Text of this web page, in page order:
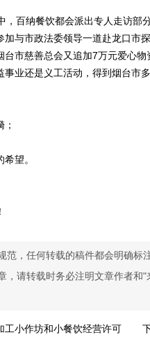
百纳餐饮都会派出专人走访部
加与市政法委领导一道赴龙口市
台市慈善总会又追加7万元爱心
业还是义工活动，得到烟台市
望。
范，任何转载的稿件都会明确标
，请转载时务必注明文章作者和
工小作坊和小餐饮经营许可